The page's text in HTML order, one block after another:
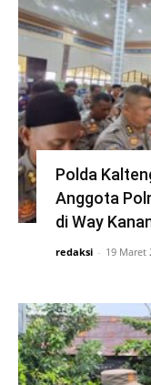
Polda
Anggota
di Way
redaksi - 19 Maret